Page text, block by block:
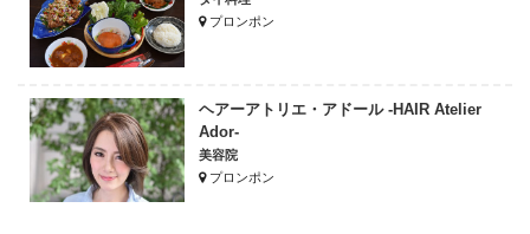
プロンポン
ヘアーアトリエ・アドール -HAIR Atelier
Ador-
美容院
プロンポン